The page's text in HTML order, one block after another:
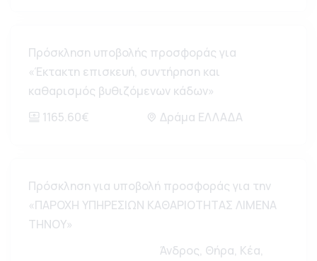
Πρόσκληση υποβολής προσφοράς για
«Έκτακτη επισκευή, συντήρηση και
καθαρισμός βυθιζόμενων κάδων»
1165.60€
Δράμα ΕΛΛΑΔΑ
Πρόσκληση για υποβολή προσφοράς για την
«ΠΑΡΟΧΗ ΥΠΗΡΕΣΙΩΝ ΚΑΘΑΡΙΟΤΗΤΑΣ ΛΙΜΕΝΑ
ΤΗΝΟΥ»
Άνδρος, Θήρα, Κέα,